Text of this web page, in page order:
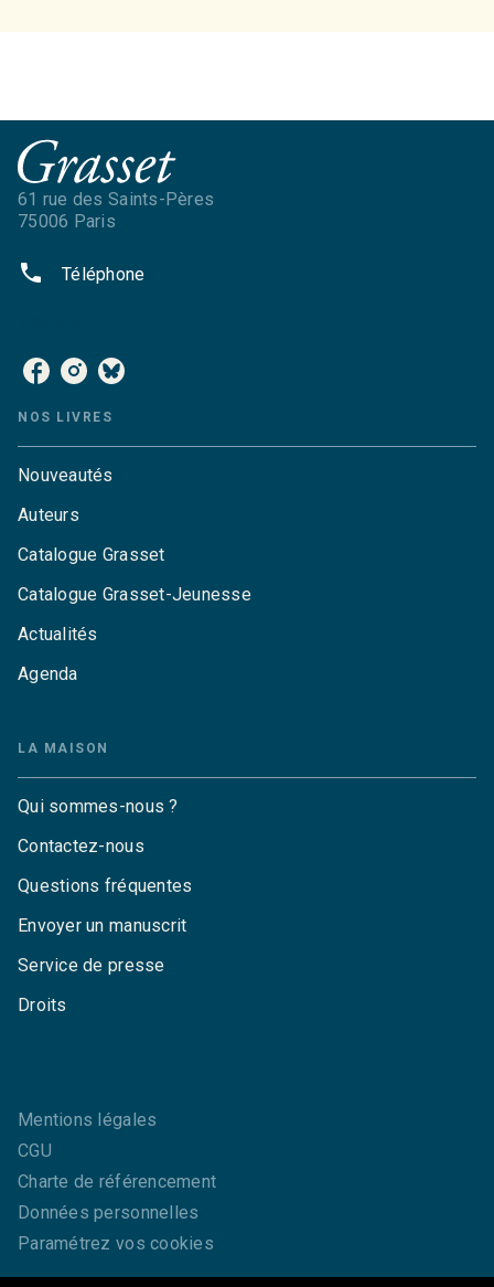
61 rue des Saints-Pères
75006 Paris
phone Téléphone
NOS LIVRES
Nouveautés
Auteurs
Catalogue Grasset
Catalogue Grasset-Jeunesse
Actualités
Agenda
LA MAISON
Qui sommes-nous ?
Contactez-nous
Questions fréquentes
Envoyer un manuscrit
Service de presse
Droits
Mentions légales
CGU
Charte de référencement
Données personnelles
Paramétrez vos cookies